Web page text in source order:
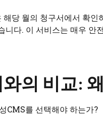
당 월의 청구서에서 확
니다. 이 서비스는 매우 안
의 비교:
CMS를 선택해야 하는가?